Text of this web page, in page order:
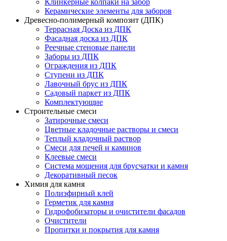
Клинкерные колпаки на забор
Керамические элементы для заборов
Древесно-полимерный композит (ДПК)
Террасная Доска из ДПК
Фасадная доска из ДПК
Реечные стеновые панели
Заборы из ДПК
Ограждения из ДПК
Ступени из ДПК
Лавочный брус из ДПК
Садовый паркет из ДПК
Комплектующие
Строительные смеси
Затирочные смеси
Цветные кладочные растворы и смеси
Теплый кладочный раствор
Смеси для печей и каминов
Клеевые смеси
Система мощения для брусчатки и камня
Декоративный песок
Химия для камня
Полиэфирный клей
Герметик для камня
Гидрофобизаторы и очистители фасадов
Очистители
Пропитки и покрытия для камня